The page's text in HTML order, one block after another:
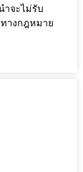
ำจะไม่รับ
ทางกฎหมาย